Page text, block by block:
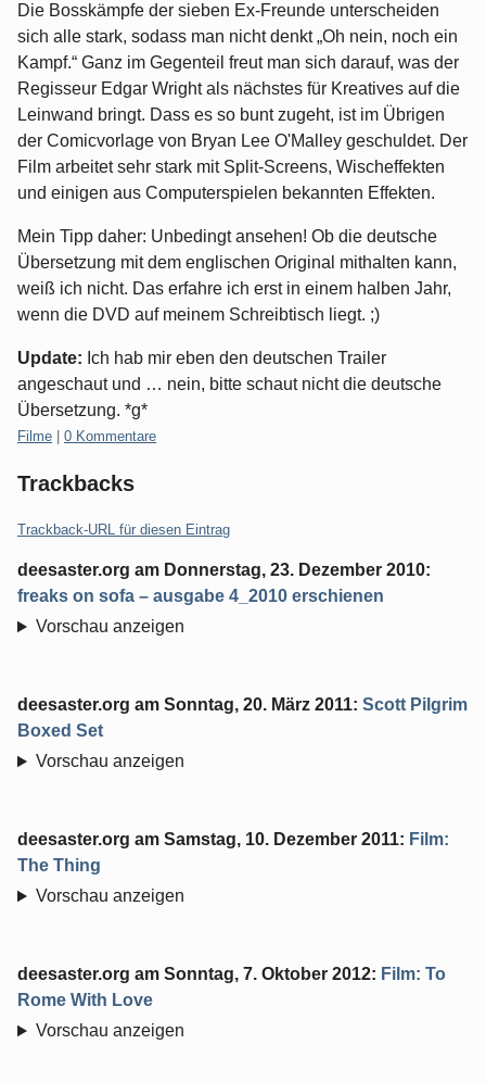
Die Bosskämpfe der sieben Ex-Freunde unterscheiden
sich alle stark, sodass man nicht denkt „Oh nein, noch ein
Kampf.“ Ganz im Gegenteil freut man sich darauf, was der
Regisseur Edgar Wright als nächstes für Kreatives auf die
Leinwand bringt. Dass es so bunt zugeht, ist im Übrigen
der Comicvorlage von Bryan Lee O'Malley geschuldet. Der
Film arbeitet sehr stark mit Split-Screens, Wischeffekten
und einigen aus Computerspielen bekannten Effekten.
Mein Tipp daher: Unbedingt ansehen! Ob die deutsche
Übersetzung mit dem englischen Original mithalten kann,
weiß ich nicht. Das erfahre ich erst in einem halben Jahr,
wenn die DVD auf meinem Schreibtisch liegt. ;)
Update: Ich hab mir eben den deutschen Trailer
angeschaut und … nein, bitte schaut nicht die deutsche
Übersetzung. *g*
Kategorien:
Filme 0 Kommentare
Trackbacks
Trackback-URL für diesen Eintrag
deesaster.org am Donnerstag, 23. Dezember 2010:
freaks on sofa – ausgabe 4_2010 erschienen
Vorschau anzeigen
deesaster.org am Sonntag, 20. März 2011: Scott Pilgrim
Boxed Set
Vorschau anzeigen
deesaster.org am Samstag, 10. Dezember 2011: Film:
The Thing
Vorschau anzeigen
deesaster.org am Sonntag, 7. Oktober 2012: Film: To
Rome With Love
Vorschau anzeigen